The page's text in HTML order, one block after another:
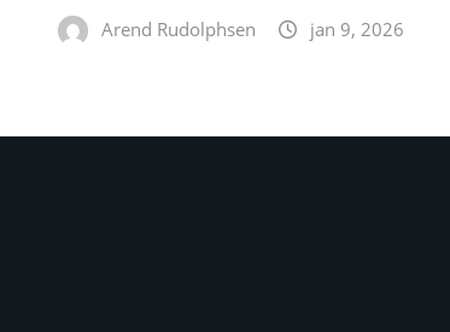
Arend Rudolphsen jan 9, 2026